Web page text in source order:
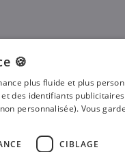
🍪
plus fluide et plus
des identifiants
personnalisée). Vous
CIBLAGE